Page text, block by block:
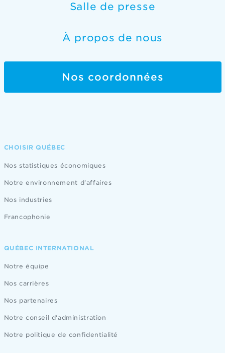
Salle de presse
À propos de nous
Nos coordonnées
CHOISIR QUÉBEC
Nos statistiques économiques
Notre environnement d'affaires
Nos industries
Francophonie
QUÉBEC INTERNATIONAL
Notre équipe
Nos carrières
Nos partenaires
Notre conseil d'administration
Notre politique de confidentialité